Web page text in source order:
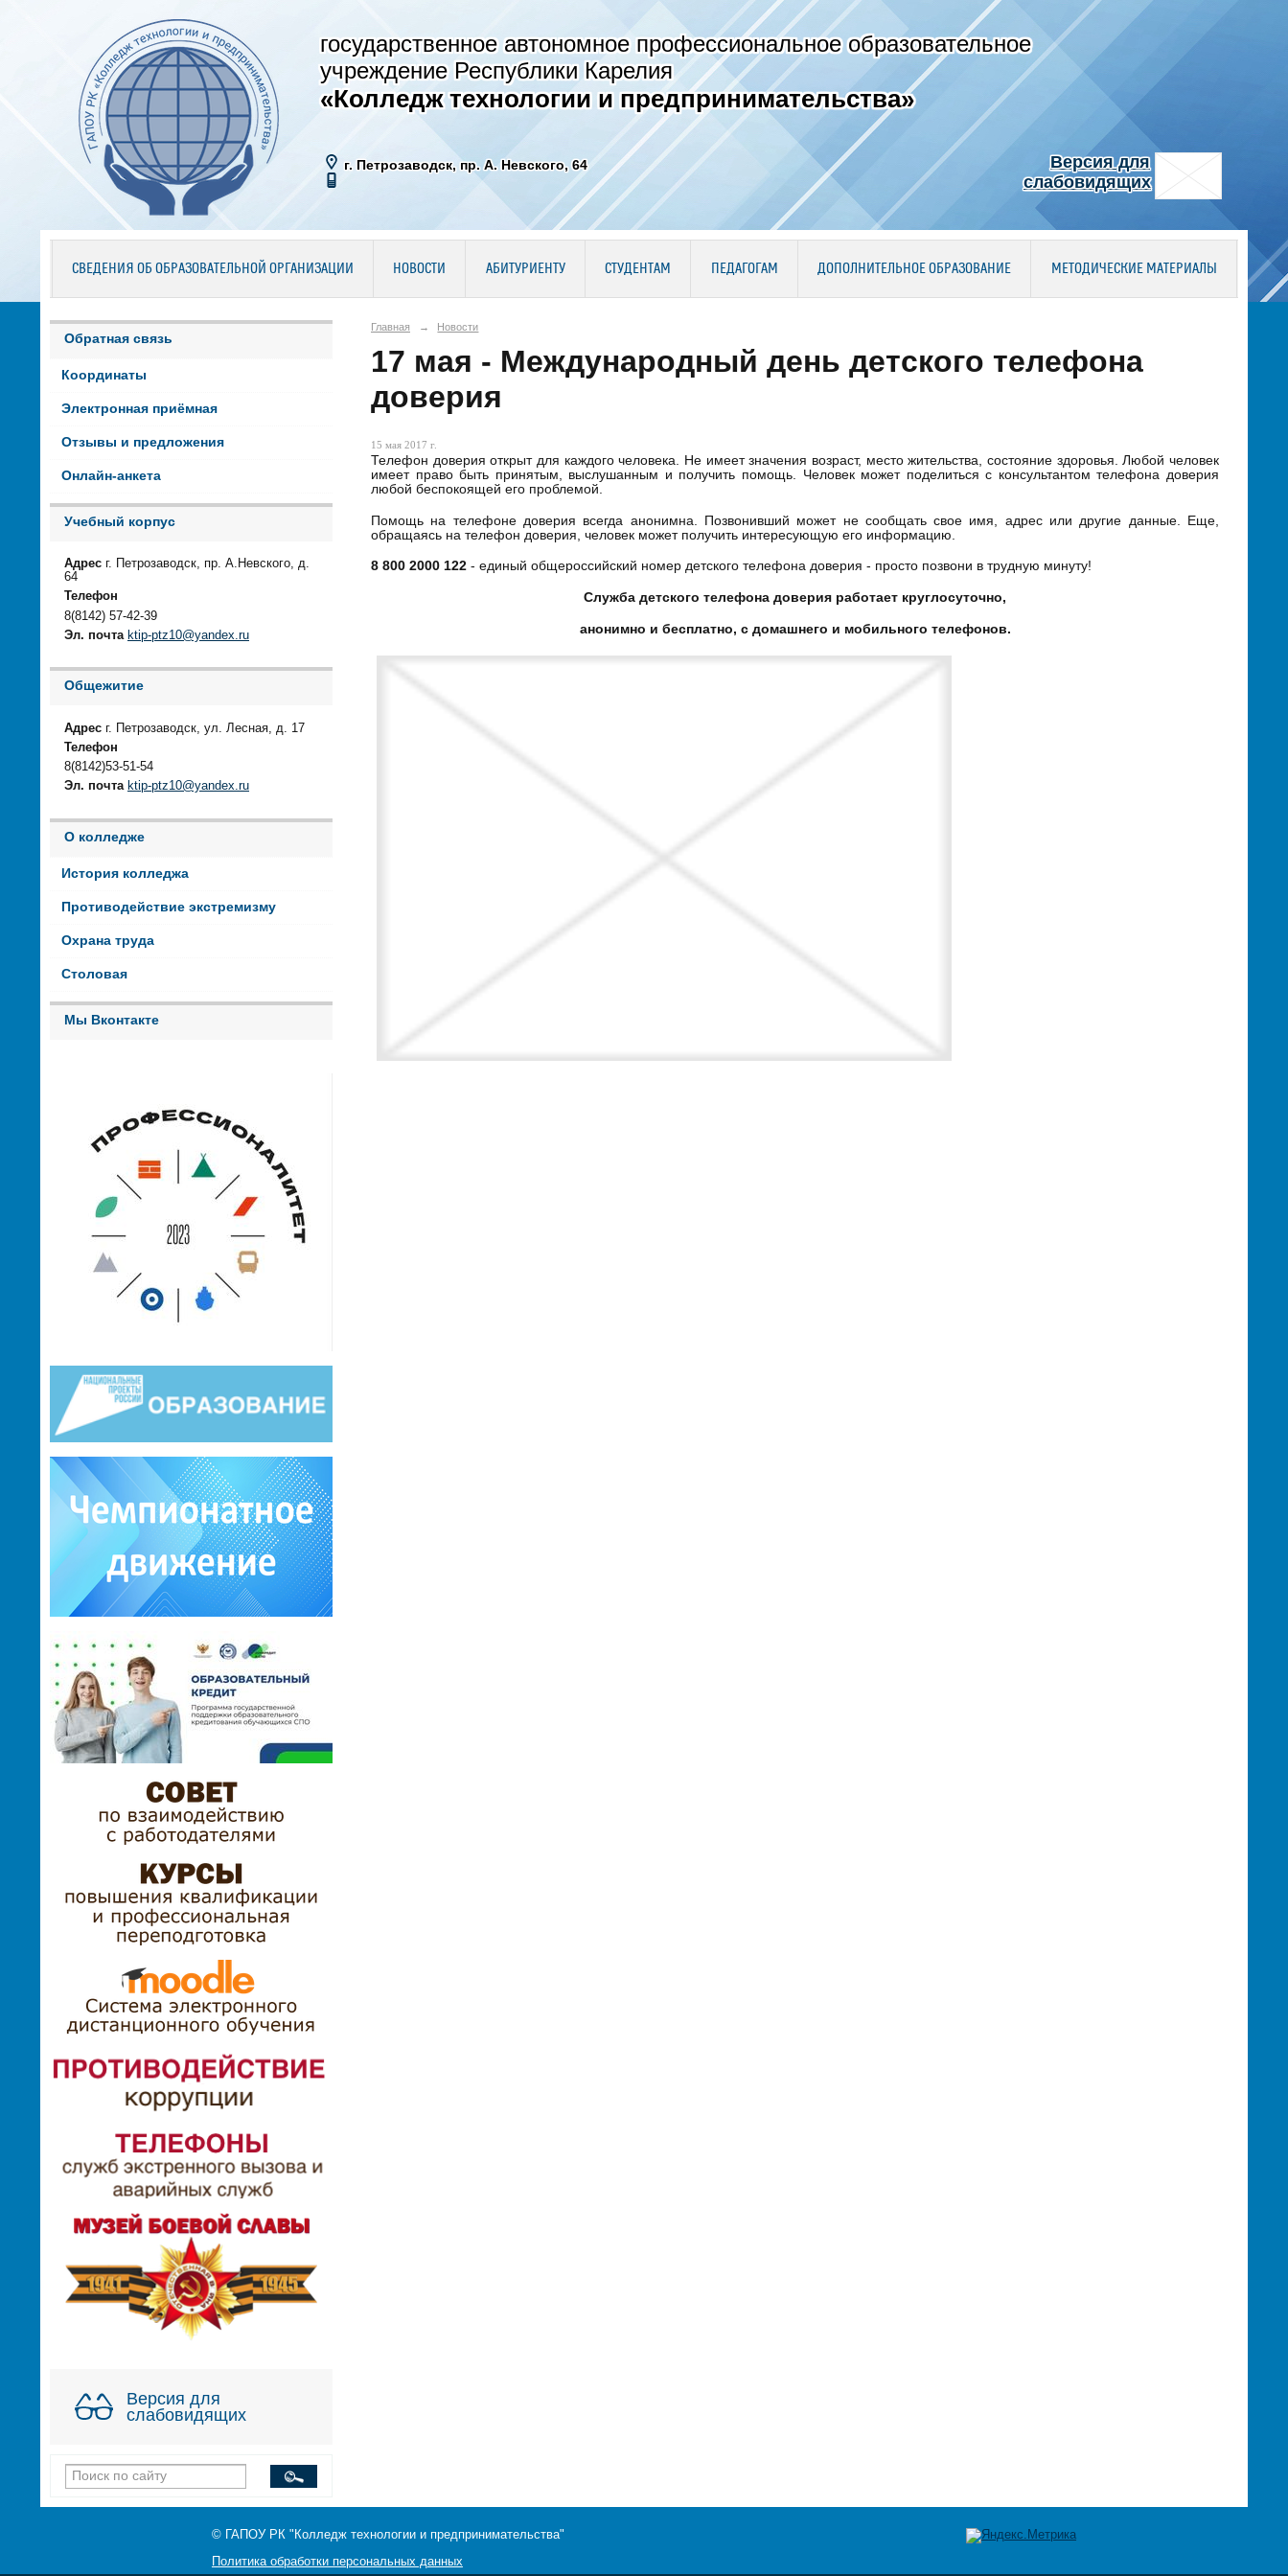
государственное автономное профессиональное образовательное
учреждение Республики Карелия
«Колледж технологии и предпринимательства»
г. Петрозаводск, пр. А. Невского, 64
Версия для
слабовидящих
СВЕДЕНИЯ ОБ ОБРАЗОВАТЕЛЬНОЙ ОРГАНИЗАЦИИ НОВОСТИ АБИТУРИЕНТУ СТУДЕНТАМ ПЕДАГОГАМ ДОПОЛНИТЕЛЬНОЕ ОБРАЗОВАНИЕ МЕТОДИЧЕСКИЕ МАТЕРИАЛЫ
Обратная связь
Координаты
Электронная приёмная
Отзывы и предложения
Онлайн-анкета
Учебный корпус
Адрес г. Петрозаводск, пр. А.Невского, д.
64
Телефон
8(8142) 57-42-39
Эл. почта ktip-ptz10@yandex.ru
Общежитие
Адрес г. Петрозаводск, ул. Лесная, д. 17
Телефон
8(8142)53-51-54
Эл. почта ktip-ptz10@yandex.ru
О колледже
История колледжа
Противодействие экстремизму
Охрана труда
Столовая
Мы Вконтакте
Версия для
слабовидящих
Главная → Новости
17 мая - Международный день детского телефона
доверия
15 мая 2017 г.
Телефон доверия открыт для каждого человека. Не имеет значения возраст, место жительства, состояние здоровья. Любой человек
имеет право быть принятым, выслушанным и получить помощь. Человек может поделиться с консультантом телефона доверия
любой беспокоящей его проблемой.
Помощь на телефоне доверия всегда анонимна. Позвонивший может не сообщать свое имя, адрес или другие данные. Еще,
обращаясь на телефон доверия, человек может получить интересующую его информацию.
8 800 2000 122 - единый общероссийский номер детского телефона доверия - просто позвони в трудную минуту!
Служба детского телефона доверия работает круглосуточно,
анонимно и бесплатно, с домашнего и мобильного телефонов.
© ГАПОУ РК "Колледж технологии и предпринимательства"
Политика обработки персональных данных